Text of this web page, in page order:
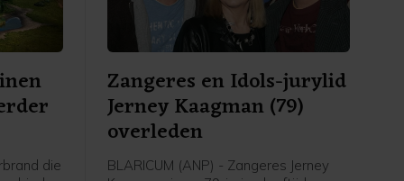
die
Zangeres en Idols-jurylid
Jerney Kaagman (79)
overleden
BLARICUM (ANP) - Zangeres Jerney